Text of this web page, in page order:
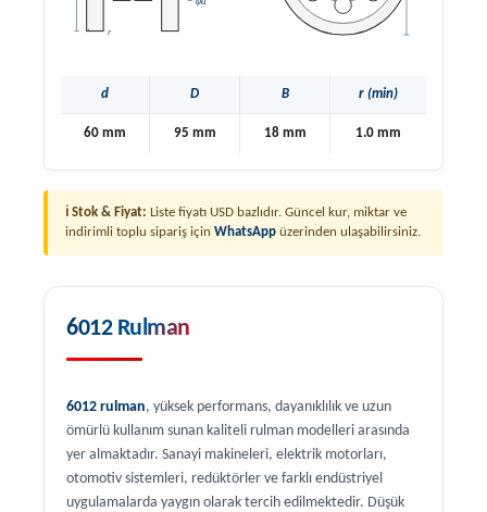
d D B r (min)
60 mm 95 mm 18 mm 1.0 mm
ℹ Stok & Fiyat: Liste fiyatı USD bazlıdır. Güncel kur, miktar ve
indirimli toplu sipariş için WhatsApp üzerinden ulaşabilirsiniz.
6012 Rulman
6012 rulman, yüksek performans, dayanıklılık ve uzun
ömürlü kullanım sunan kaliteli rulman modelleri arasında
yer almaktadır. Sanayi makineleri, elektrik motorları,
otomotiv sistemleri, redüktörler ve farklı endüstriyel
uygulamalarda yaygın olarak tercih edilmektedir. Düşük